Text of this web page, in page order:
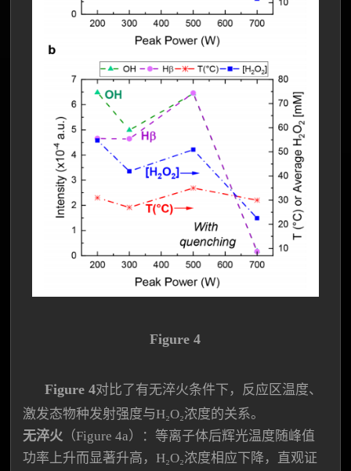
Figure 4
Figure 4对比了有无淬火条件下，反应区温度、
激发态物种发射强度与H₂O₂浓度的关系。
无淬火 （Figure 4a）：等离子体后辉光温度随峰值
功率上升而显著升高，H₂O₂浓度相应下降，直观证